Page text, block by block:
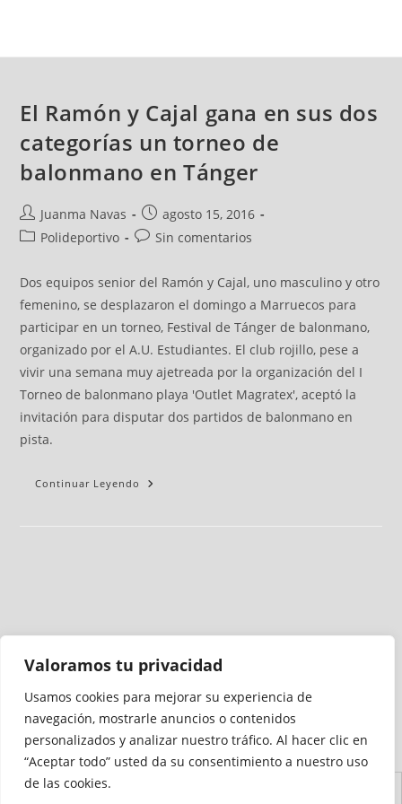
Valoramos tu privacidad
Usamos cookies para mejorar su experiencia de
navegación, mostrarle anuncios o contenidos
personalizados y analizar nuestro tráfico. Al hacer clic en
“Aceptar todo” usted da su consentimiento a nuestro uso
de las cookies.
El Ramón y Cajal gana en sus dos
categorías un torneo de
balonmano en Tánger
Juanma Navas
agosto 15, 2016
Polideportivo
Sin comentarios
Dos equipos senior del Ramón y Cajal, uno masculino y otro
femenino, se desplazaron el domingo a Marruecos para
participar en un torneo, Festival de Tánger de balonmano,
organizado por el A.U. Estudiantes. El club rojillo, pese a
vivir una semana muy ajetreada por la organización del I
Torneo de balonmano playa 'Outlet Magratex', aceptó la
invitación para disputar dos partidos de balonmano en
pista.
Continuar Leyendo
Medio auditado por